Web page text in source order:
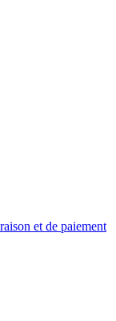
et de paiement